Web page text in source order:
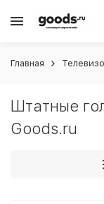
Главная
Штатные
Goods.ru